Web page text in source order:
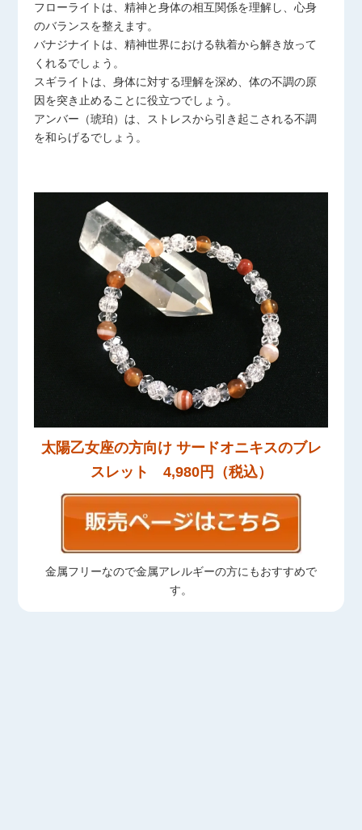
フローライトは、精神と身体の相互関係を理解し、心身
のバランスを整えます。
バナジナイトは、精神世界における執着から解き放って
くれるでしょう。
スギライトは、身体に対する理解を深め、体の不調の原
因を突き止めることに役立つでしょう。
アンバー（琥珀）は、ストレスから引き起こされる不調
を和らげるでしょう。
太陽乙女座の方向け サードオニキスのブレ
スレット 4,980円（税込）
金属フリーなので金属アレルギーの方にもおすすめで
す。